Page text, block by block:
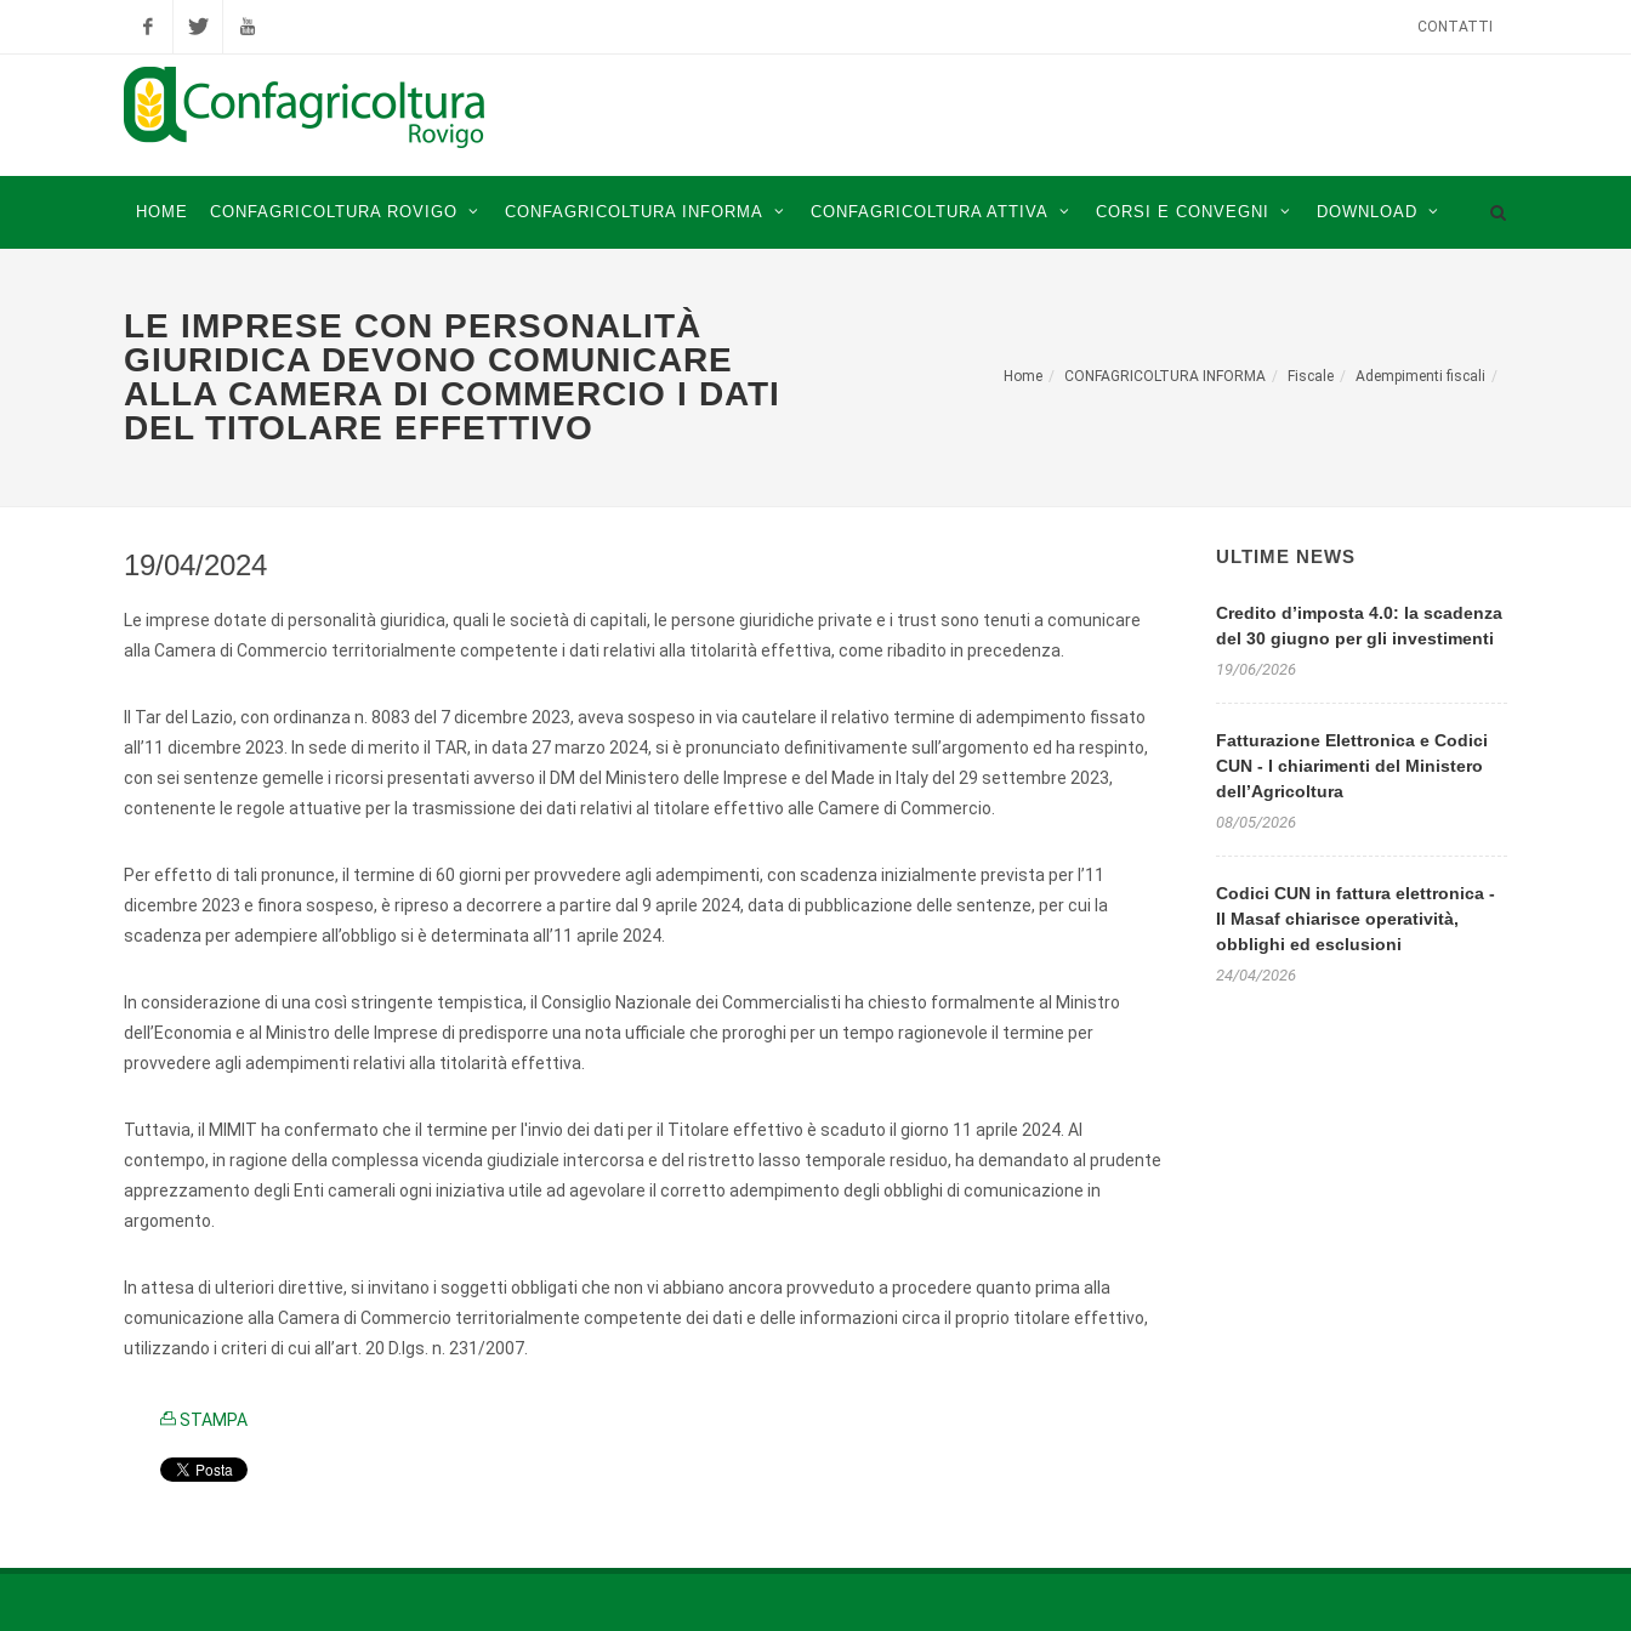
FacebookTwitter YouTube
CONTATTI
HOME CONFAGRICOLTURA ROVIGO CONFAGRICOLTURA INFORMA CONFAGRICOLTURA ATTIVA CORSI E CONVEGNI DOWNLOAD
LE IMPRESE CON PERSONALITÀ
GIURIDICA DEVONO COMUNICARE
ALLA CAMERA DI COMMERCIO I DATI
DEL TITOLARE EFFETTIVO
Home CONFAGRICOLTURA INFORMA Fiscale Adempimenti fiscali
19/04/2024
Le imprese dotate di personalità giuridica, quali le società di capitali, le persone giuridiche private e i trust sono tenuti a comunicare
alla Camera di Commercio territorialmente competente i dati relativi alla titolarità effettiva, come ribadito in precedenza.
Il Tar del Lazio, con ordinanza n. 8083 del 7 dicembre 2023, aveva sospeso in via cautelare il relativo termine di adempimento fissato
all’11 dicembre 2023. In sede di merito il TAR, in data 27 marzo 2024, si è pronunciato definitivamente sull’argomento ed ha respinto,
con sei sentenze gemelle i ricorsi presentati avverso il DM del Ministero delle Imprese e del Made in Italy del 29 settembre 2023,
contenente le regole attuative per la trasmissione dei dati relativi al titolare effettivo alle Camere di Commercio.
Per effetto di tali pronunce, il termine di 60 giorni per provvedere agli adempimenti, con scadenza inizialmente prevista per l’11
dicembre 2023 e finora sospeso, è ripreso a decorrere a partire dal 9 aprile 2024, data di pubblicazione delle sentenze, per cui la
scadenza per adempiere all’obbligo si è determinata all’11 aprile 2024.
In considerazione di una così stringente tempistica, il Consiglio Nazionale dei Commercialisti ha chiesto formalmente al Ministro
dell’Economia e al Ministro delle Imprese di predisporre una nota ufficiale che proroghi per un tempo ragionevole il termine per
provvedere agli adempimenti relativi alla titolarità effettiva.
Tuttavia, il MIMIT ha confermato che il termine per l'invio dei dati per il Titolare effettivo è scaduto il giorno 11 aprile 2024. Al
contempo, in ragione della complessa vicenda giudiziale intercorsa e del ristretto lasso temporale residuo, ha demandato al prudente
apprezzamento degli Enti camerali ogni iniziativa utile ad agevolare il corretto adempimento degli obblighi di comunicazione in
argomento.
In attesa di ulteriori direttive, si invitano i soggetti obbligati che non vi abbiano ancora provveduto a procedere quanto prima alla
comunicazione alla Camera di Commercio territorialmente competente dei dati e delle informazioni circa il proprio titolare effettivo,
utilizzando i criteri di cui all’art. 20 D.lgs. n. 231/2007.
STAMPA
ULTIME NEWS
Credito d’imposta 4.0: la scadenza
del 30 giugno per gli investimenti
19/06/2026
Fatturazione Elettronica e Codici
CUN - I chiarimenti del Ministero
dell’Agricoltura
08/05/2026
Codici CUN in fattura elettronica -
Il Masaf chiarisce operatività,
obblighi ed esclusioni
24/04/2026